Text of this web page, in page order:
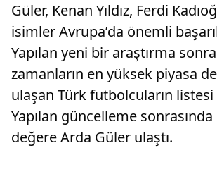
Güler, Kenan Yıldız, Ferdi
isimler Avrupa’da önemli
Yapılan yeni bir araştırma
zamanların en yüksek piyasa
ulaşan Türk futbolcuların
Yapılan güncelleme
değere Arda Güler ulaştı.